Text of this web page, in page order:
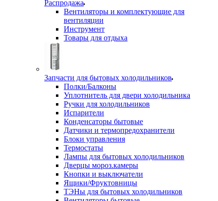
Распродажа
Вентиляторы и комплектующие для
вентиляции
Инструмент
Товары для отдыха
Запчасти для бытовых холодильников
Полки/Балконы
Уплотнитель для двери холодильника
Ручки для холодильников
Испарители
Конденсаторы бытовые
Датчики и термопредохранители
Блоки управления
Термостаты
Лампы для бытовых холодильников
Дверцы мороз.камеры
Кнопки и выключатели
Ящики/Фруктовницы
ТЭНы для бытовых холодильников